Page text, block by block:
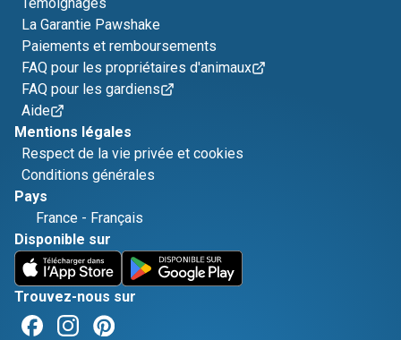
La Garantie Pawshake
Paiements et remboursements
FAQ pour les propriétaires d'animaux
FAQ pour les gardiens
Aide
Mentions légales
Respect de la vie privée et cookies
Conditions générales
Pays
France - Français
Disponible sur
Trouvez-nous sur